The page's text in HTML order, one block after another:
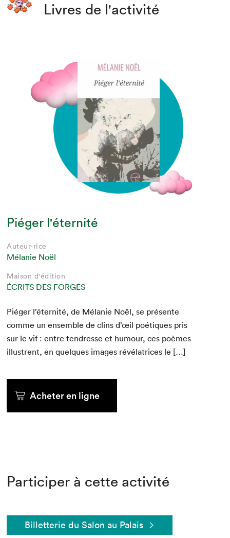
Livres de l'activité
Piéger l'éternité
Auteur·rice
Mélanie Noël
Maison d'édition
ÉCRITS DES FORGES
Piéger l’éternité, de Mélanie Noël, se présente
comme un ensem­ble de clins d’œil poé­tiques pris
sur le vif : entre ten­dresse et humour, ces poèmes
illus­trent, en quelques images révéla­tri­ces le […]
Acheter en ligne
Participer à cette activité
Billetterie du Salon au Palais